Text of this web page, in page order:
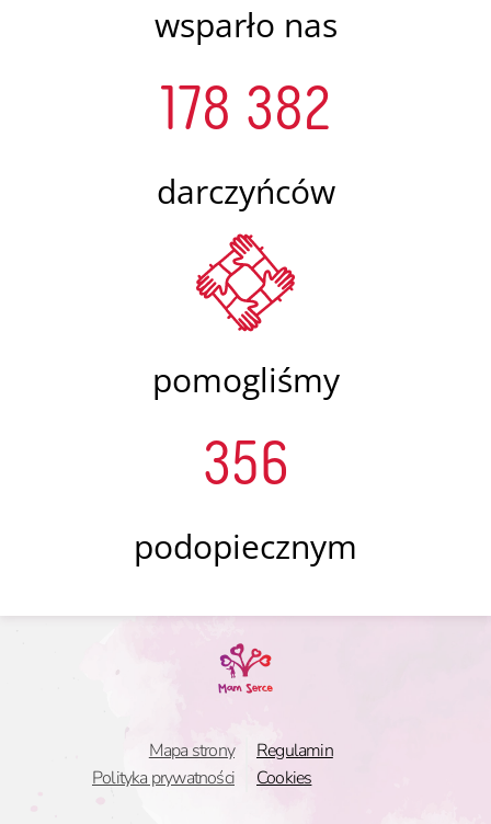
wsparło nas
178 382
darczyńców
pomogliśmy
356
podopiecznym
Mapa strony
Polityka prywatności
Regulamin
Cookies